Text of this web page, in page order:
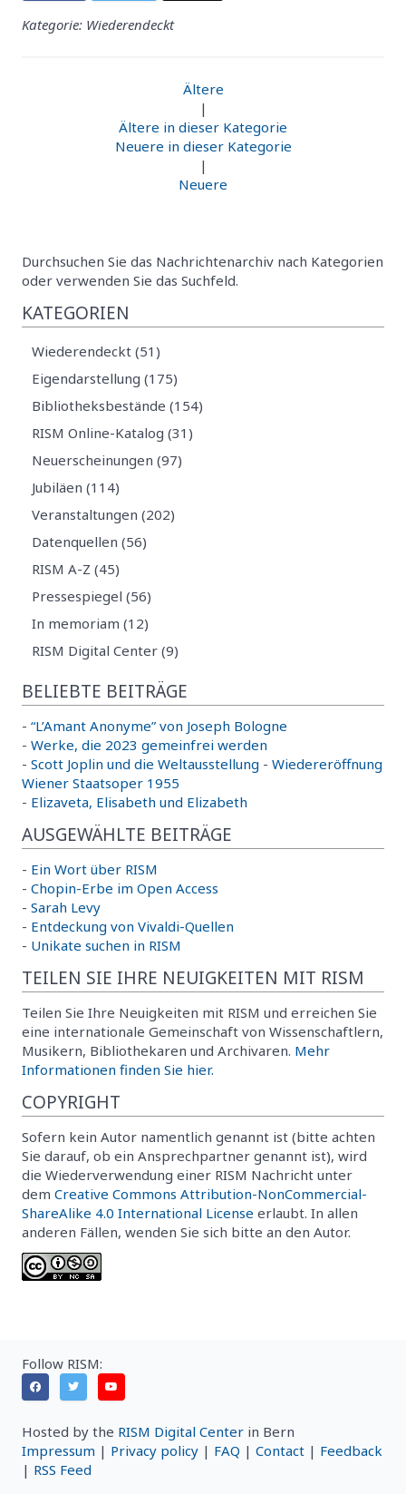
Kategorie: Wiederendeckt
Ältere
|
Ältere in dieser Kategorie
Neuere in dieser Kategorie
|
Neuere
Durchsuchen Sie das Nachrichtenarchiv nach Kategorien
oder verwenden Sie das Suchfeld.
KATEGORIEN
Wiederendeckt (51)
Eigendarstellung (175)
Bibliotheksbestände (154)
RISM Online-Katalog (31)
Neuerscheinungen (97)
Jubiläen (114)
Veranstaltungen (202)
Datenquellen (56)
RISM A-Z (45)
Pressespiegel (56)
In memoriam (12)
RISM Digital Center (9)
BELIEBTE BEITRÄGE
- “L’Amant Anonyme” von Joseph Bologne
- Werke, die 2023 gemeinfrei werden
- Scott Joplin und die Weltausstellung - Wiedereröffnung
Wiener Staatsoper 1955
- Elizaveta, Elisabeth und Elizabeth
AUSGEWÄHLTE BEITRÄGE
- Ein Wort über RISM
- Chopin-Erbe im Open Access
- Sarah Levy
- Entdeckung von Vivaldi-Quellen
- Unikate suchen in RISM
TEILEN SIE IHRE NEUIGKEITEN MIT RISM
Teilen Sie Ihre Neuigkeiten mit RISM und erreichen Sie
eine internationale Gemeinschaft von Wissenschaftlern,
Musikern, Bibliothekaren und Archivaren. Mehr
Informationen finden Sie hier.
COPYRIGHT
Sofern kein Autor namentlich genannt ist (bitte achten
Sie darauf, ob ein Ansprechpartner genannt ist), wird
die Wiederverwendung einer RISM Nachricht unter
dem Creative Commons Attribution-NonCommercial-
ShareAlike 4.0 International License erlaubt. In allen
anderen Fällen, wenden Sie sich bitte an den Autor.
Follow RISM:
Hosted by the RISM Digital Center in Bern
Impressum | Privacy policy | FAQ | Contact | Feedback
| RSS Feed